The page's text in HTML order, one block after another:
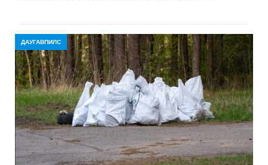
ДАУГАВПИЛС